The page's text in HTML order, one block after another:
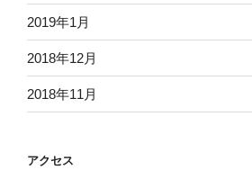
2019年1月
2018年12月
2018年11月
アクセス